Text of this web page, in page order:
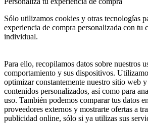
Sólo utilizamos cookies y otras tecnologías
experiencia de compra personalizada con tu
individual.
Para ello, recopilamos datos sobre nuestros
comportamiento y sus dispositivos.
optimizar constantemente nuestro sitio web
contenidos personalizados, así como para
uso. También podemos comparar tus datos
proveedores externos y mostrarte ofertas a
publicidad online, sólo si ya utilizas sus